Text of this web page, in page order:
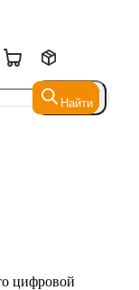
Найти
Найти
цифровой